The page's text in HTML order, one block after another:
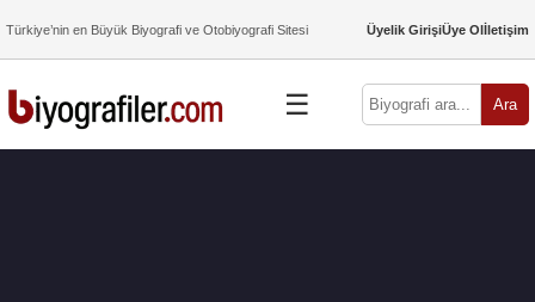
Türkiye’nin en Büyük Biyografi ve Otobiyografi Sitesi Üyelik GirişiÜye Olİletişim
☰ Ara